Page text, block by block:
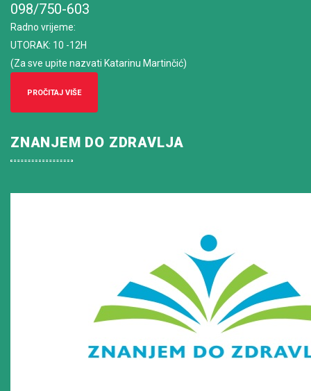
098/750-603
Radno vrijeme:
UTORAK: 10 -12H
(Za sve upite nazvati Katarinu Martinčić)
PROČITAJ VIŠE
ZNANJEM DO ZDRAVLJA